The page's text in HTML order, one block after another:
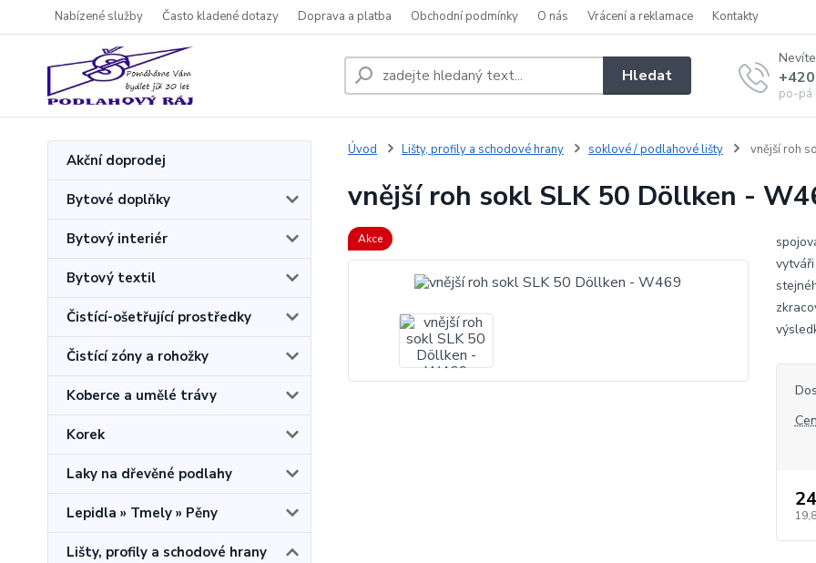
Nabízené služby Často kladené dotazy Doprava a platba Obchodní podmínky O nás Vrácení a reklamace Kontakty
Hledat
po-pá
Akční doprodej
Bytové doplňky
Bytový interiér
Bytový textil
Čistící-ošetřující prostředky
Čistící zóny a rohožky
Koberce a umělé trávy
Korek
Laky na dřevěné podlahy
Lepidla » Tmely » Pěny
Lišty, profily a schodové hrany
Úvod Lišty, profily a schodové hrany soklové / podlahové lišty vnější roh
vnější roh sokl SLK 50 Döllken -
Akce